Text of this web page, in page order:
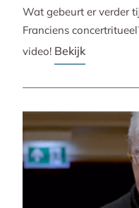
Wat gebeurt er verder
Franciens
video! Bekijk